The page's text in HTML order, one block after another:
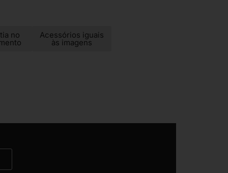
no Acessórios iguais
às imagens